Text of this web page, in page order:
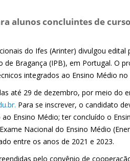
alunos concluintes de
do Ifes (Arinter) divulgou
Bragança (IPB), em Portugal. O
integrados ao Ensino Médio
até 29 de dezembro, por meio do
Para se inscrever, o candidato
Ensino Médio; ter concluído o
Nacional do Ensino Médio
entre os anos de 2021 e 2023.
pelo convênio de